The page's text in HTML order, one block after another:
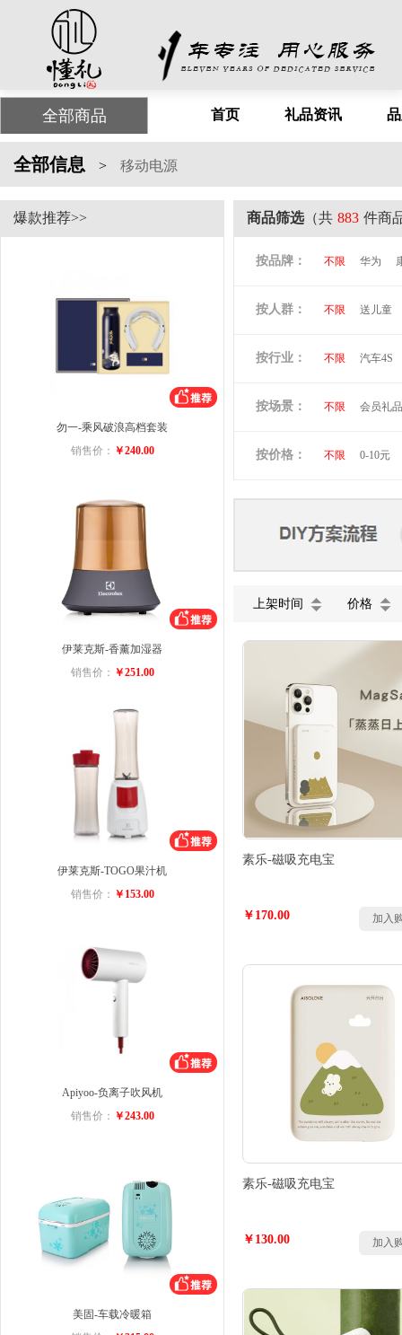
全部商品 首页 礼品资讯
全部信息 > 移动电源
爆款推荐>>
勿一-乘风破浪高档套装
销售价： ￥240.00
伊莱克斯-香薰加湿器
销售价： ￥251.00
伊莱克斯-TOGO果汁机
销售价： ￥153.00
Apiyoo-负离子吹风机
销售价： ￥243.00
美固-车载冷暖箱
商品筛选（共 883 件商
按品牌： 不限 华为
尚膳厨 墨森
小黄人 图拉斯
五芳斋 小罐茶
按人群： 不限 送儿童
按行业： 不限 汽车4S
按场景： 不限 会员礼品
按价格： 不限 0-10元
上架时间 价格
素乐-磁吸充电宝
￥170.00 加入
素乐-磁吸充电宝
￥130.00 加入